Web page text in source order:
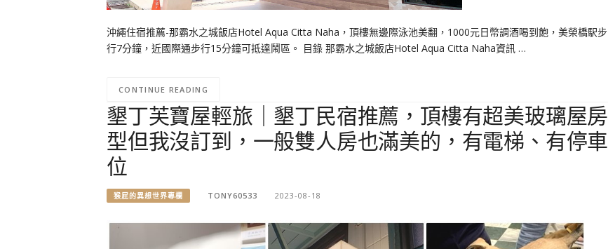
沖繩住宿推薦-那霸水之城飯店Hotel Aqua Citta Naha，頂樓無邊際泳池美翻，1000元日幣調酒喝到飽，美榮橋駅步
行7分鐘，近國際通步行15分鐘可抵達鬧區。 目錄 那霸水之城飯店Hotel Aqua Citta Naha資訊 …
CONTINUE READING
墾丁芙寶屋輕旅｜墾丁民宿推薦，頂樓有超美玻璃屋房
型但我沒訂到，一般雙人房也滿美的，有電梯、有停車
位
猴屁的異想世界專欄 TONY60533 2023-08-18